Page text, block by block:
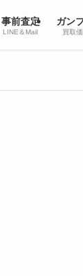
事前査定
LINE＆Mail
ガン
買取